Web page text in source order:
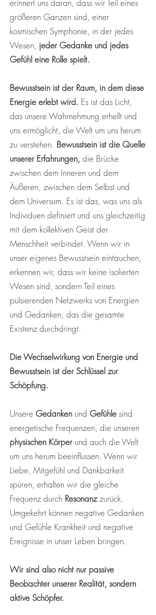
erinnert uns daran, dass wir Teil eines
größeren Ganzen sind, einer
kosmischen Symphonie, in der jedes
Wesen, jeder Gedanke und jedes
Gefühl eine Rolle spielt.
Bewusstsein ist der Raum, in dem diese
Energie erlebt wird. Es ist das Licht,
das unsere Wahrnehmung erhellt und
uns ermöglicht, die Welt um uns herum
zu verstehen. Bewusstsein ist die Quelle
unserer Erfahrungen, die Brücke
zwischen dem Inneren und dem
Äußeren, zwischen dem Selbst und
dem Universum. Es ist das, was uns als
Individuen definiert und uns gleichzeitig
mit dem kollektiven Geist der
Menschheit verbindet. Wenn wir in
unser eigenes Bewusstsein eintauchen,
erkennen wir, dass wir keine isolierten
Wesen sind, sondern Teil eines
pulsierenden Netzwerks von Energien
und Gedanken, das die gesamte
Existenz durchdringt.
Die Wechselwirkung von Energie und
Bewusstsein ist der Schlüssel zur
Schöpfung.
Unsere Gedanken und Gefühle sind
energetische Frequenzen, die unseren
physischen Körper und auch die Welt
um uns herum beeinflussen. Wenn wir
Liebe, Mitgefühl und Dankbarkeit
spüren, erhalten wir die gleiche
Frequenz durch Resonanzzurück.
Umgekehrt können negative Gedanken
und Gefühle Krankheit und negative
Ereignisse in unser Leben bringen.
Wir sind also nicht nur passive
Beobachter unserer Realität, sondern
aktive Schöpfer.